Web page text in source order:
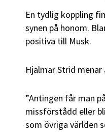
En tydlig koppling
synen på honom.
positiva till Musk.
Hjalmar Strid
”Antingen får man
missförstådd eller
som övriga världen